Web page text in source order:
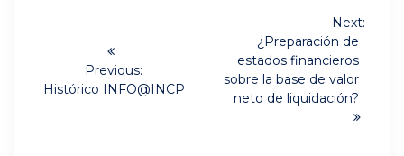
entradas
Previous:
Previous
Histórico INFO@INCP
Next:
post:
¿Preparación de
estados financieros
sobre la base de valor
neto de liquidación?